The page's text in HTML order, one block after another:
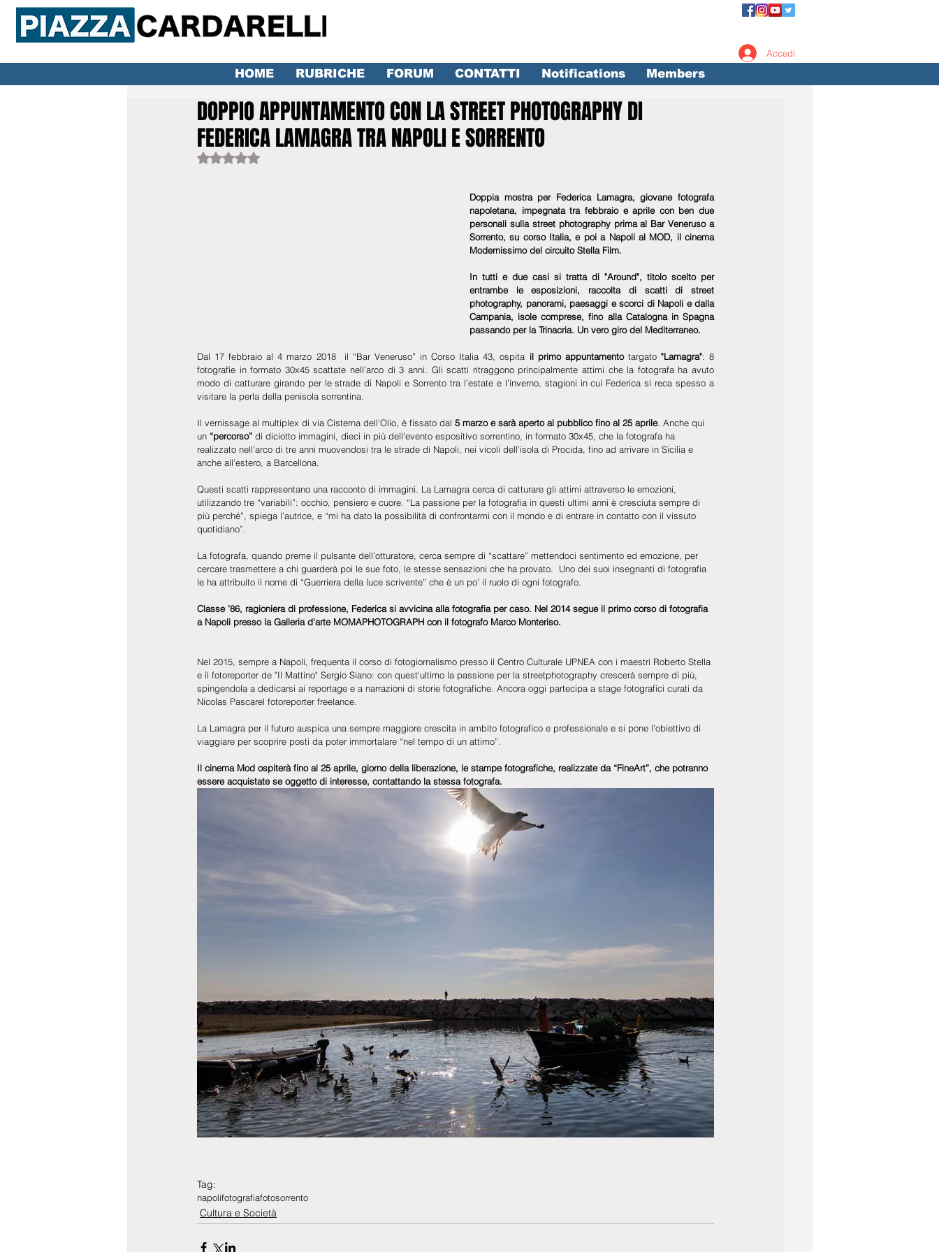
HOME RUBRICHE FORUM CONTATTI Notifications Members
Accedi
DOPPIO APPUNTAMENTO CON LA STREET PHOTOGRAPHY DI
FEDERICA LAMAGRA TRA NAPOLI E SORRENTO
Valutazione NaN stelle su 5.
Doppia mostra per Federica Lamagra, giovane fotografa
napoletana, impegnata tra febbraio e aprile con ben due
personali sulla street photography prima al Bar Veneruso a
Sorrento, su corso Italia, e poi a Napoli al MOD, il cinema
Modernissimo del circuito Stella Film.
In tutti e due casi si tratta di "Around", titolo scelto per
entrambe le esposizioni, raccolta di scatti di street
photography, panorami, paesaggi e scorci di Napoli e dalla
Campania, isole comprese, fino alla Catalogna in Spagna
passando per la Trinacria. Un vero giro del Mediterraneo.
Dal 17 febbraio al 4 marzo 2018  il “Bar Veneruso” in Corso Italia 43, ospita il primo appuntamento targato "Lamagra": 8
fotografie in formato 30x45 scattate nell’arco di 3 anni. Gli scatti ritraggono principalmente attimi che la fotografa ha avuto
modo di catturare girando per le strade di Napoli e Sorrento tra l’estate e l’inverno, stagioni in cui Federica si reca spesso a
visitare la perla della penisola sorrentina.
Il vernissage al multiplex di via Cisterna dell’Olio, è fissato dal 5 marzo e sarà aperto al pubblico fino al 25 aprile. Anche qui
un “percorso” di diciotto immagini, dieci in più dell'evento espositivo sorrentino, in formato 30x45, che la fotografa ha
realizzato nell’arco di tre anni muovendosi tra le strade di Napoli, nei vicoli dell’isola di Procida, fino ad arrivare in Sicilia e
anche all’estero, a Barcellona.
Questi scatti rappresentano una racconto di immagini. La Lamagra cerca di catturare gli attimi attraverso le emozioni,
utilizzando tre “variabili”: occhio, pensiero e cuore. “La passione per la fotografia in questi ultimi anni è cresciuta sempre di
più perché”, spiega l’autrice, e “mi ha dato la possibilità di confrontarmi con il mondo e di entrare in contatto con il vissuto
quotidiano”.
La fotografa, quando preme il pulsante dell’otturatore, cerca sempre di “scattare” mettendoci sentimento ed emozione, per
cercare trasmettere a chi guarderà poi le sue foto, le stesse sensazioni che ha provato.  Uno dei suoi insegnanti di fotografia
le ha attribuito il nome di “Guerriera della luce scrivente” che è un po’ il ruolo di ogni fotografo.
Classe ’86, ragioniera di professione, Federica si avvicina alla fotografia per caso. Nel 2014 segue il primo corso di fotografia
a Napoli presso la Galleria d'arte MOMAPHOTOGRAPH con il fotografo Marco Monteriso.
Nel 2015, sempre a Napoli, frequenta il corso di fotogiornalismo presso il Centro Culturale UPNEA con i maestri Roberto Stella
e il fotoreporter de "Il Mattino" Sergio Siano: con quest'ultimo la passione per la streetphotography crescerà sempre di più,
spingendola a dedicarsi ai reportage e a narrazioni di storie fotografiche. Ancora oggi partecipa a stage fotografici curati da
Nicolas Pascarel fotoreporter freelance.
La Lamagra per il futuro auspica una sempre maggiore crescita in ambito fotografico e professionale e si pone l’obiettivo di
viaggiare per scoprire posti da poter immortalare “nel tempo di un attimo”.
Il cinema Mod ospiterà fino al 25 aprile, giorno della liberazione, le stampe fotografiche, realizzate da “FineArt”, che potranno
essere acquistate se oggetto di interesse, contattando la stessa fotografa.
Tag:
napolifotografiafotosorrento
Cultura e Società